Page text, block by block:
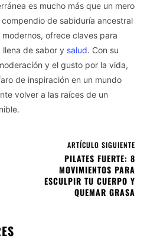
es mucho más que un mero
de sabiduría ancestral
ofrece claves para
de sabor y salud. Con su
y el gusto por la vida,
de inspiración en un mundo
volver a las raíces de un
ARTÍCULO SIGUIENTE
PILATES FUERTE: 8
MOVIMIENTOS PARA
ESCULPIR TU CUERPO Y
QUEMAR GRASA